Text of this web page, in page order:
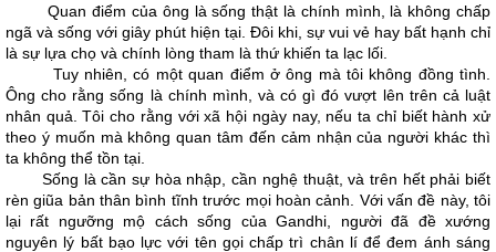
Quan điểm của ông là sống thật là chính mình, là không chấp
ngã và sống với giây phút hiện tại. Đôi khi, sự vui vẻ hay bất hạnh chỉ
là sự lựa chọ và chính lòng tham là thứ khiến ta lạc lối.
Tuy nhiên, có một quan điểm ở ông mà tôi không đồng tình.
Ông cho rằng sống là chính mình, và có gì đó vượt lên trên cả luật
nhân quả. Tôi cho rằng với xã hội ngày nay, nếu ta chỉ biết hành xử
theo ý muốn mà không quan tâm đến cảm nhận của người khác thì
ta không thể tồn tại.
Sống là cần sự hòa nhập, cần nghệ thuật, và trên hết phải biết
rèn giũa bản thân bình tĩnh trước mọi hoàn cảnh. Với vấn đề này, tôi
lại rất ngưỡng mộ cách sống của Gandhi, người đã đề xướng
nguyên lý bất bạo lực với tên gọi chấp trì chân lí để đem ánh sáng